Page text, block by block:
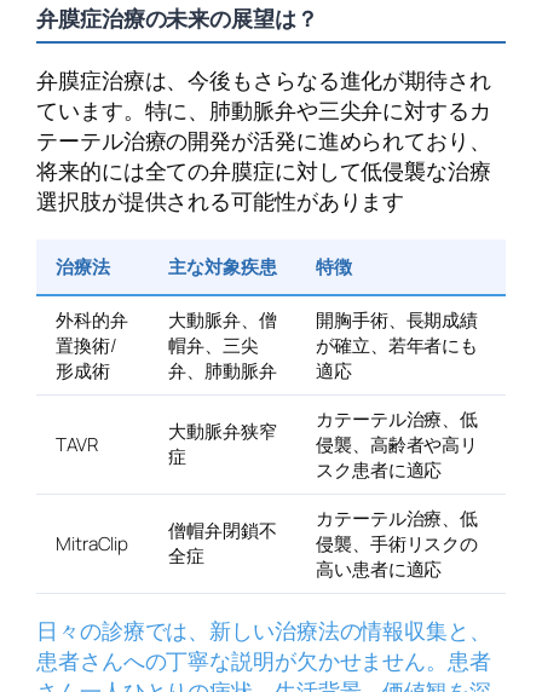
弁膜症治療の未来の展望は？
弁膜症治療は、今後もさらなる進化が期待され
ています。特に、肺動脈弁や三尖弁に対するカ
テーテル治療の開発が活発に進められており、
将来的には全ての弁膜症に対して低侵襲な治療
選択肢が提供される可能性があります
治療法 主な対象疾患 特徴
外科的弁
置換術/
形成術
大動脈弁、僧
帽弁、三尖
弁、肺動脈弁
開胸手術、長期成績
が確立、若年者にも
適応
TAVR
大動脈弁狭窄
症
カテーテル治療、低
侵襲、高齢者や高リ
スク患者に適応
MitraClip
僧帽弁閉鎖不
全症
カテーテル治療、低
侵襲、手術リスクの
高い患者に適応
日々の診療では、新しい治療法の情報収集と、
患者さんへの丁寧な説明が欠かせません。患者